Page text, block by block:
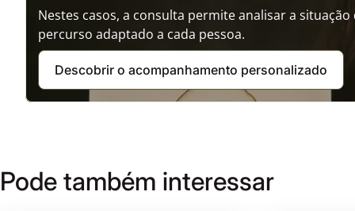
Nestes casos, a consulta permite analisar a
percurso adaptado a cada pessoa.
Descobrir o acompanhamento personalizado
Pode também interessar